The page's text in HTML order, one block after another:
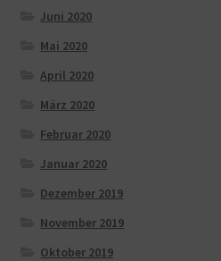
Juni 2020
Mai 2020
April 2020
März 2020
Februar 2020
Januar 2020
Dezember 2019
November 2019
Oktober 2019